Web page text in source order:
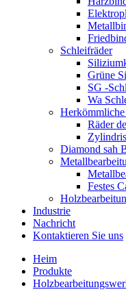
Schleifräder
Grüne
SG -
Wa
Räder
Diamond sah
Festes
Industrie
Nachricht
Kontaktieren Sie uns
Heim
Produkte